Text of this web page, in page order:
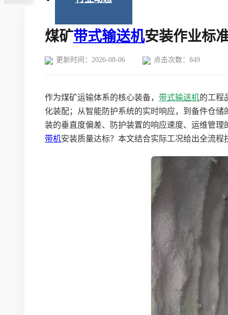
煤矿带式输送机安装作业标
更新时间：2026-08-06 点击次数： 849
作为煤矿运输体系的核心装备， 带式输送机的工程
化装配；从智能防护系统的实时响应，到备件仓
装的垂直度偏差、防护装置的响应速度、运维管
带机安装质量达标？本文结合实际工况给出全流程